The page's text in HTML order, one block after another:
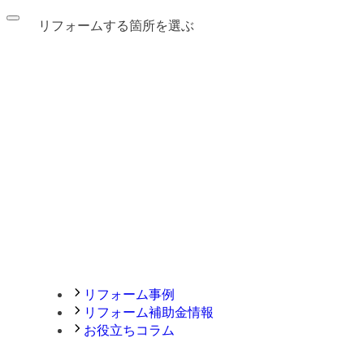
リフォームする箇所を選ぶ
リフォーム事例
リフォーム補助金情報
お役立ちコラム